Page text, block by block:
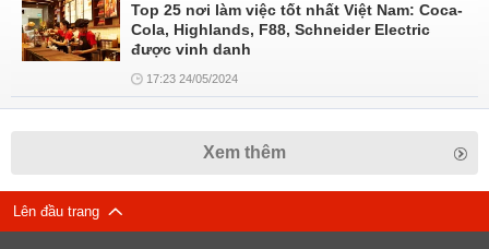
Top 25 nơi làm việc tốt nhất Việt Nam: Coca-
Cola, Highlands, F88, Schneider Electric
được vinh danh
17:23 24/05/2024
Xem thêm
Lên đầu trang